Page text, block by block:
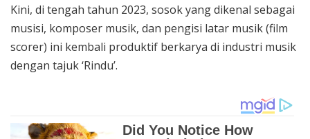
Kini, di tengah tahun 2023, sosok yang dikenal sebagai
musisi, komposer musik, dan pengisi latar musik (film
scorer) ini kembali produktif berkarya di industri musik
dengan tajuk ‘Rindu’.